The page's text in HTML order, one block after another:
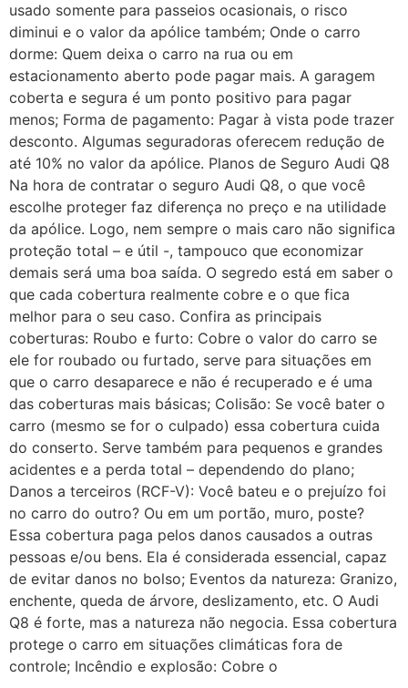
usado somente para passeios ocasionais, o risco
diminui e o valor da apólice também; Onde o carro
dorme: Quem deixa o carro na rua ou em
estacionamento aberto pode pagar mais. A garagem
coberta e segura é um ponto positivo para pagar
menos; Forma de pagamento: Pagar à vista pode trazer
desconto. Algumas seguradoras oferecem redução de
até 10% no valor da apólice. Planos de Seguro Audi Q8
Na hora de contratar o seguro Audi Q8, o que você
escolhe proteger faz diferença no preço e na utilidade
da apólice. Logo, nem sempre o mais caro não significa
proteção total – e útil -, tampouco que economizar
demais será uma boa saída. O segredo está em saber o
que cada cobertura realmente cobre e o que fica
melhor para o seu caso. Confira as principais
coberturas: Roubo e furto: Cobre o valor do carro se
ele for roubado ou furtado, serve para situações em
que o carro desaparece e não é recuperado e é uma
das coberturas mais básicas; Colisão: Se você bater o
carro (mesmo se for o culpado) essa cobertura cuida
do conserto. Serve também para pequenos e grandes
acidentes e a perda total – dependendo do plano;
Danos a terceiros (RCF-V): Você bateu e o prejuízo foi
no carro do outro? Ou em um portão, muro, poste?
Essa cobertura paga pelos danos causados a outras
pessoas e/ou bens. Ela é considerada essencial, capaz
de evitar danos no bolso; Eventos da natureza: Granizo,
enchente, queda de árvore, deslizamento, etc. O Audi
Q8 é forte, mas a natureza não negocia. Essa cobertura
protege o carro em situações climáticas fora de
controle; Incêndio e explosão: Cobre o